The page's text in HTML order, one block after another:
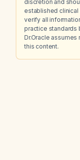
discretion and
established
verify all
practice standards
Dr.Oracle
this content.